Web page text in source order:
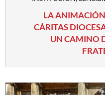
LA
CÁRITAS
UN CAMINO